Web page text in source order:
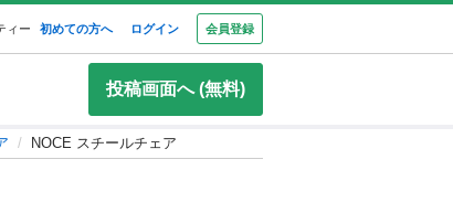
ィー 初めての方へ ログイン 会員登録
投稿画面へ (無料)
NOCE スチールチェア